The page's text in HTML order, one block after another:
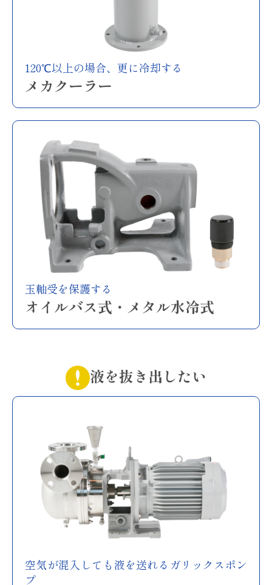
120℃以上の場合、更に冷却する
メカクーラー
玉軸受を保護する
オイルバス式・メタル水冷式
液を抜き出したい
空気が混入しても液を送れるガリックスポン
プ